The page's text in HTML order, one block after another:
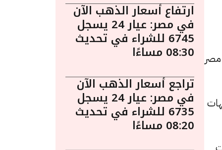
للشراء، مرتفعًا بقيمة 30 جنيهات
ارتفاع أسعار الذهب الآن
في مصر: عيار 24 يسجل
6745 للشراء في تحديث
08:30 مساءًا
تراجع أسعار الذهب الآن
في مصر: عيار 24 يسجل
6735 للشراء في تحديث
08:20 مساءًا